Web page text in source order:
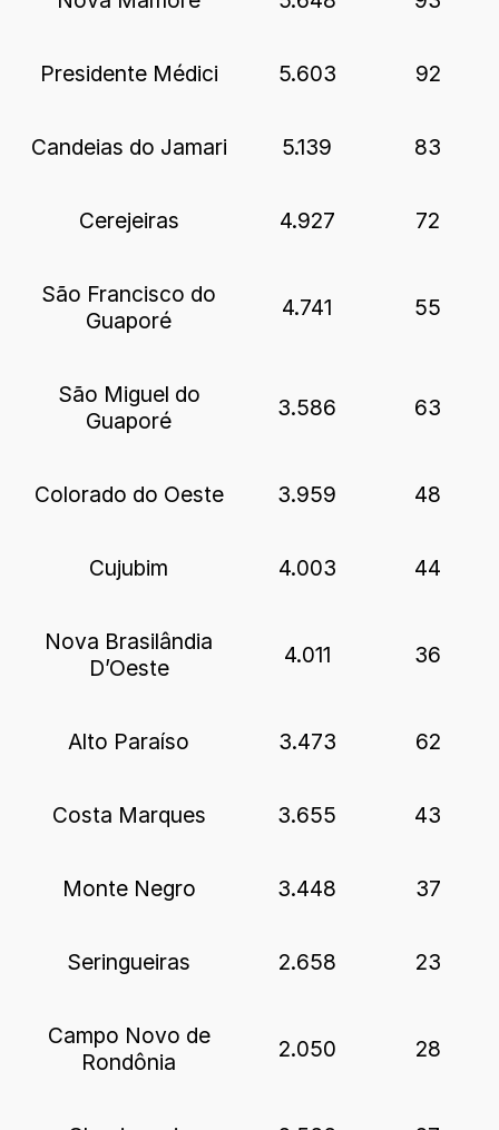
Presidente Médici 5.603 92
Candeias do Jamari 5.139 83
Cerejeiras 4.927 72
São Francisco do
Guaporé
4.741 55
São Miguel do
Guaporé
3.586 63
Colorado do Oeste 3.959 48
Cujubim 4.003 44
Nova Brasilândia
D’Oeste
4.011 36
Alto Paraíso 3.473 62
Costa Marques 3.655 43
Monte Negro 3.448 37
Seringueiras 2.658 23
Campo Novo de
Rondônia
2.050 28